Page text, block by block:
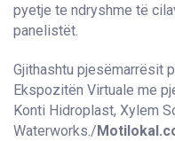
pyetje te ndryshme të
panelistët.
Gjithashtu pjesëmarrësit
Ekspozitën Virtuale me
Konti Hidroplast, Xylem
Waterworks./